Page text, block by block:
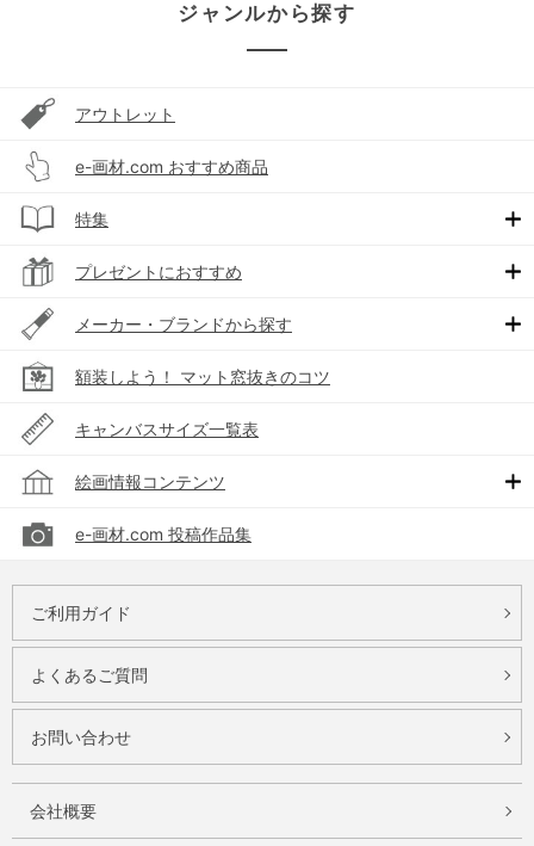
ジャンルから探す
アウトレット
e-画材.com おすすめ商品
特集
プレゼントにおすすめ
メーカー・ブランドから探す
額装しよう！ マット窓抜きのコツ
キャンバスサイズ一覧表
絵画情報コンテンツ
e-画材.com 投稿作品集
ご利用ガイド
よくあるご質問
お問い合わせ
会社概要